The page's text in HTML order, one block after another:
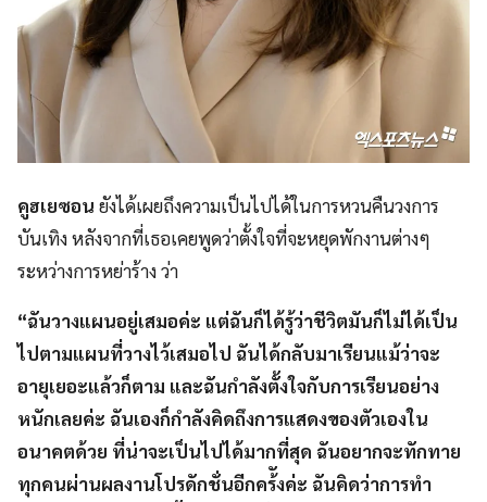
คูฮเยซอน ยังได้เผยถึงความเป็นไปได้ในการหวนคืนวงการ
บันเทิง หลังจากที่เธอเคยพูดว่าตั้งใจที่จะหยุดพักงานต่างๆ
ระหว่างการหย่าร้าง ว่า
“ฉันวางแผนอยู่เสมอค่ะ แต่ฉันก็ได้รู้ว่าชีวิตมันก็ไม่ได้เป็น
ไปตามแผนที่วางไว้เสมอไป ฉันได้กลับมาเรียนแม้ว่าจะ
อายุเยอะแล้วก็ตาม และฉันกำลังตั้งใจกับการเรียนอย่าง
หนักเลยค่ะ ฉันเองก็กำลังคิดถึงการแสดงของตัวเองใน
อนาคตด้วย ที่น่าจะเป็นไปได้มากที่สุด ฉันอยากจะทักทาย
ทุกคนผ่านผลงานโปรดักชั่นอีกคร้ังค่ะ ฉันคิดว่าการทำ